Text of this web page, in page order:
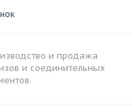
и продажа
и соединительных